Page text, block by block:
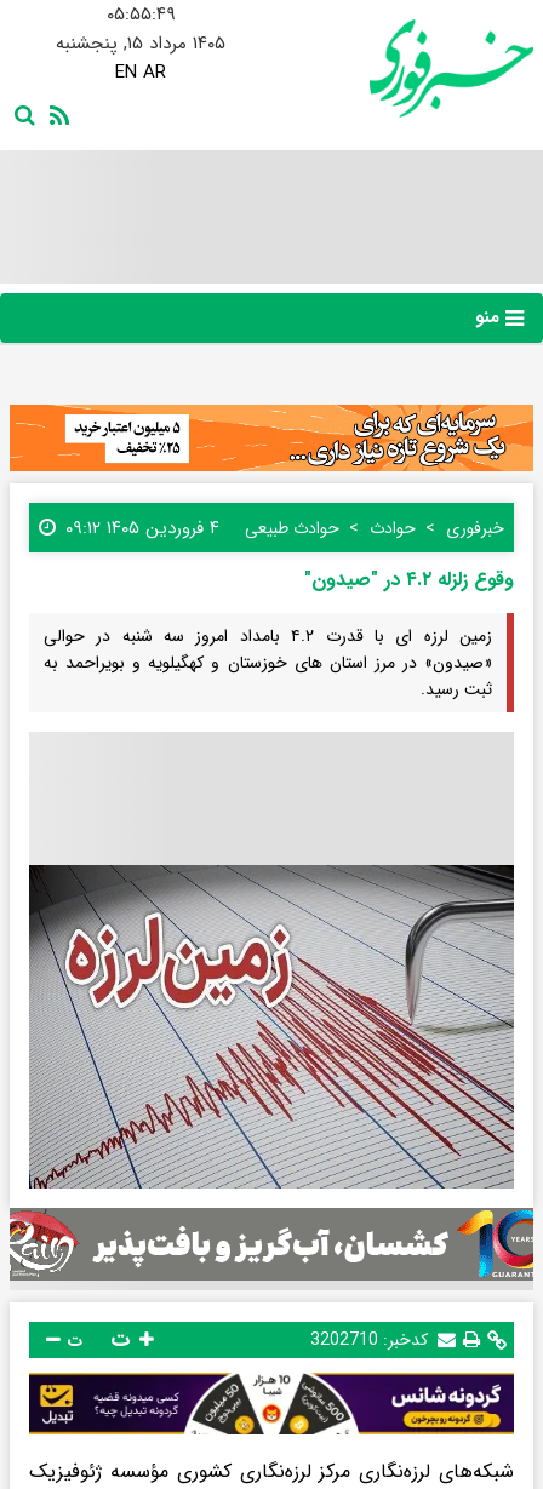
۰۵:۵۵:۵۰
۱۴۰۵ مرداد ۱۵, پنجشنبه
EN AR
منو
خبرفوری حوادث حوادث طبیعی ۴ فروردین ۱۴۰۵ ۰۹:۱۲
وقوع زلزله ۴.۲ در "صیدون"
زمین لرزه ای با قدرت ۴.۲ بامداد امروز سه شنبه در حوالی
«صیدون» در مرز استان های خوزستان و کهگیلویه و بویراحمد به
ثبت رسید.
کدخبر: 3202710 ت
شبکه‌های لرزه‌نگاری مرکز لرزه‌نگاری کشوری مؤسسه ژئوفیزیک